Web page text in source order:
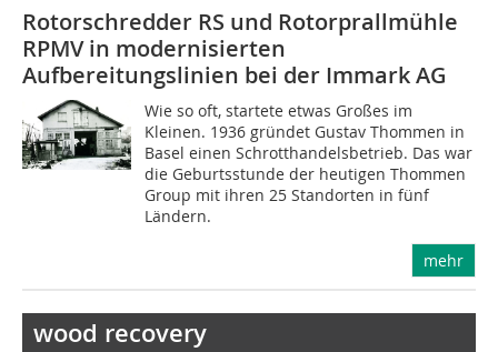
Rotorschredder RS und Rotorprallmühle
RPMV in modernisierten
Aufbereitungslinien bei der Immark AG
Wie so oft, startete etwas Großes im
Kleinen. 1936 gründet Gustav Thommen in
Basel einen Schrotthandelsbetrieb. Das war
die Geburtsstunde der heutigen Thommen
Group mit ihren 25 Standorten in fünf
Ländern.
mehr
wood recovery